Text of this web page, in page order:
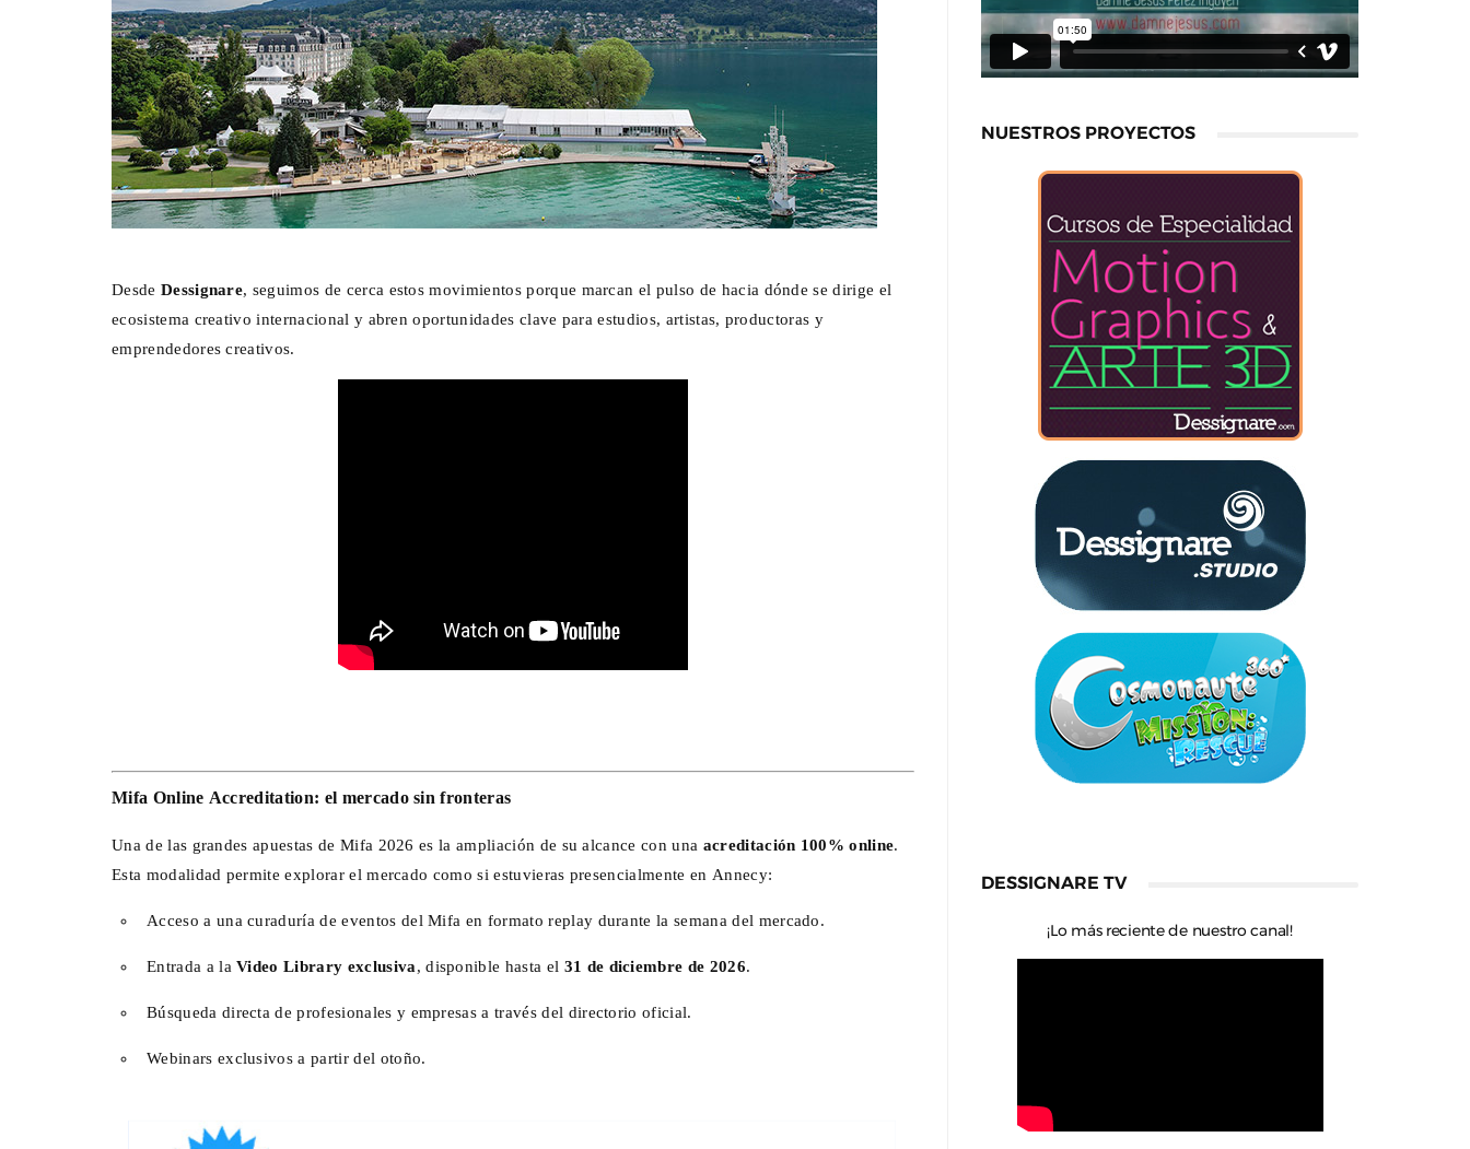
Desde Dessignare, seguimos de cerca estos movimientos porque marcan el pulso de hacia dónde se dirige el
ecosistema creativo internacional y abren oportunidades clave para estudios, artistas, productoras y
emprendedores creativos.
Mifa Online Accreditation: el mercado sin fronteras
Una de las grandes apuestas de Mifa 2026 es la ampliación de su alcance con una acreditación 100% online
Esta modalidad permite explorar el mercado como si estuvieras presencialmente en Annecy:
Acceso a una curaduría de eventos del Mifa en formato replay durante la semana del mercado.
Entrada a laVideo Library exclusiva , disponible hasta el 31 de diciembre de 2026
Búsqueda directa de profesionales y empresas a través del directorio oficial.
Webinars exclusivos a partir del otoño.
NUESTROS PROYECTOS
DESSIGNARE TV
¡Lo más reciente de nuestro canal!